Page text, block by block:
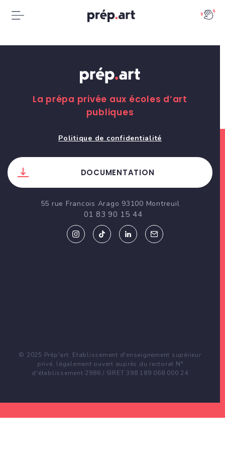
La prépa privée aux écoles d’art
publiques
Politique de confidentialité
DOCUMENTATION
55 rue Francois Arago 93100 Montreuil
01 83 90 15 44
© 2025 Prép'art. Etablissement d'enseignement supérieur
privé, légalement ouvert auprès du rectorat N°
d'établissement 2986 / SIRET 398 189 068 000 24